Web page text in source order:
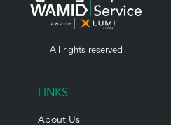
All rights reserved
LINKS
About Us